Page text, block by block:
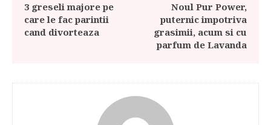
3 greseli majore pe
care le fac parintii
cand divorteaza
Noul Pur Power,
puternic impotriva
grasimii, acum si cu
parfum de Lavanda